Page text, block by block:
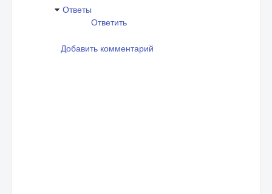
Ответы
Ответить
Добавить комментарий